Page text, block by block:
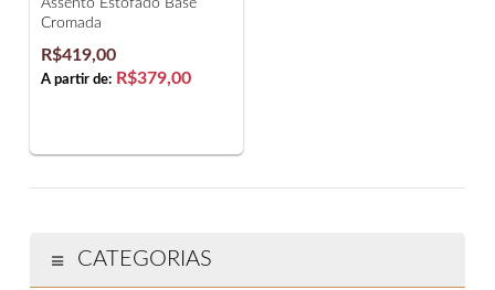
Assento Estofado Base
Cromada
R$419,00
A partir de: R$379,00
CATEGORIAS